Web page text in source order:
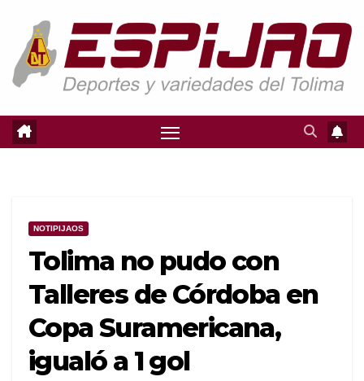
contenido
NOTIPIJAOS
Tolima no pudo con
Talleres de Córdoba en
Copa Suramericana,
igualó a 1 gol